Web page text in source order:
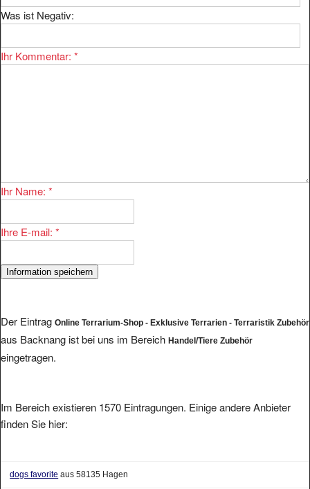
Was ist Negativ:
Ihr Kommentar: *
Ihr Name: *
Ihre E-mail: *
Der Eintrag Online Terrarium-Shop - Exklusive Terrarien - Terraristik Zubehör
aus Backnang ist bei uns im Bereich Handel/Tiere Zubehör
eingetragen.
Im Bereich existieren 1570 Eintragungen. Einige andere Anbieter
finden Sie hier:
dogs favorite aus 58135 Hagen